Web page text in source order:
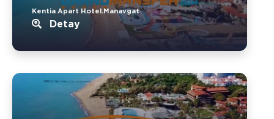
Kentia Apart Hotel.Manavgat
Detay